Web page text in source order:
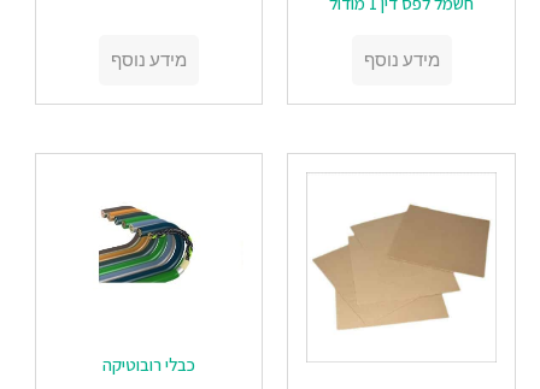
מידע נוסף מידע נוסף
‏‏כבלי רובוטיקה